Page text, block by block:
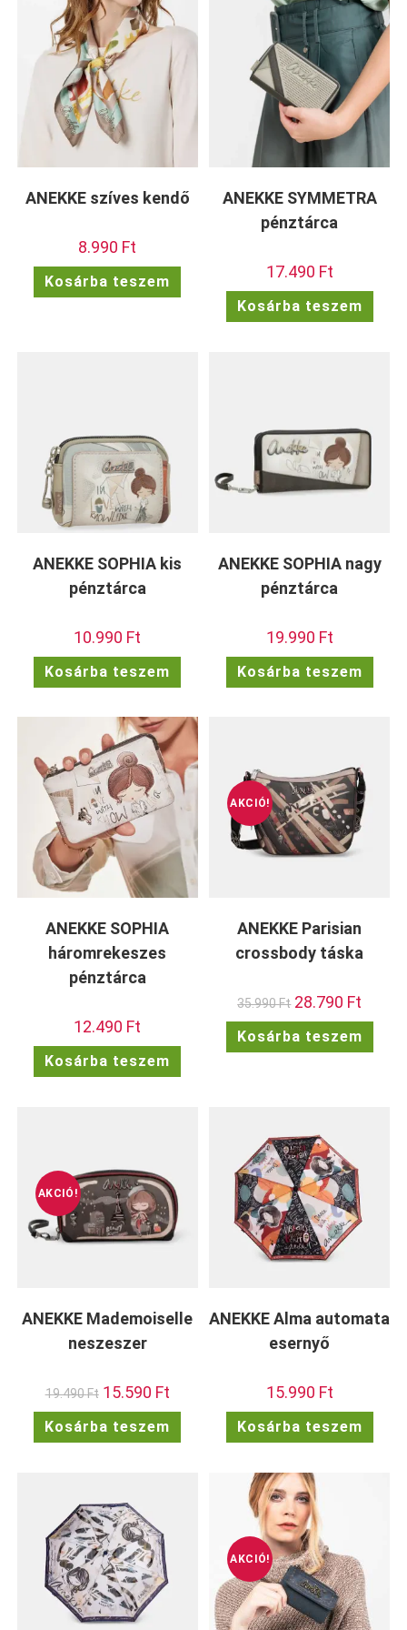
ANEKKE szíves kendő
8.990 Ft
Kosárba teszem
ANEKKE SYMMETRA
pénztárca
17.490 Ft
Kosárba teszem
ANEKKE SOPHIA kis
pénztárca
10.990 Ft
Kosárba teszem
ANEKKE SOPHIA nagy
pénztárca
19.990 Ft
Kosárba teszem
ANEKKE SOPHIA
háromrekeszes
pénztárca
12.490 Ft
Kosárba teszem
AKCIÓ!
ANEKKE Parisian
crossbody táska
35.990Ft Original
price
was:
35.990 Ft.
28.790 Ft
is:
28.790
Kosárba teszem
AKCIÓ!
ANEKKE Mademoiselle
neszeszer
19.490Ft Original
price
was:
19.490 Ft.
15.590 FtCurrent
price
is:
15.590 Ft.
Kosárba teszem
ANEKKE Alma automata
esernyő
15.990 Ft
Kosárba teszem
AKCIÓ!